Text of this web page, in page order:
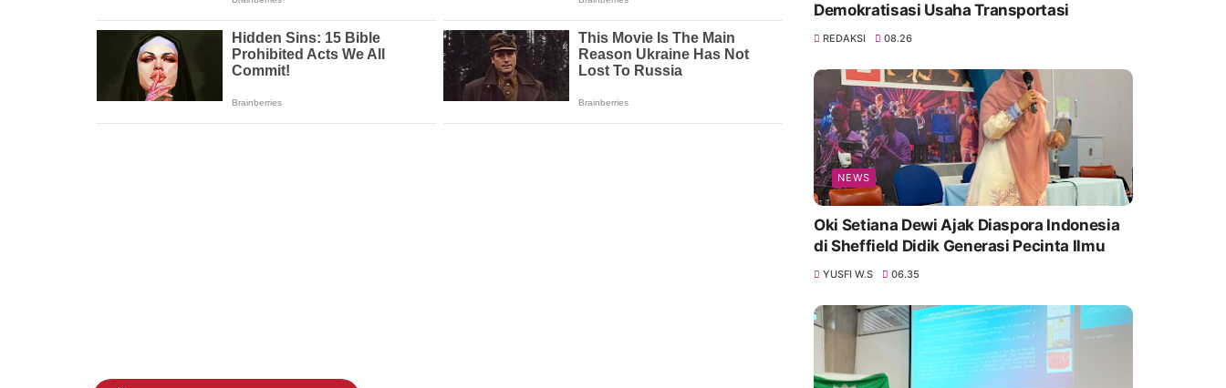
Demokratisasi Usaha Transportasi
REDAKSI 08.26
NEWS
Oki Setiana Dewi Ajak Diaspora Indonesia
di Sheffield Didik Generasi Pecinta Ilmu
YUSFI W.S 06.35